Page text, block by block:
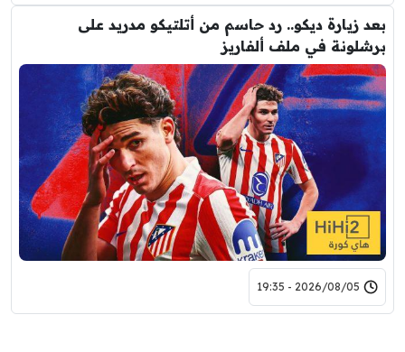
بعد زيارة ديكو.. رد حاسم من أتلتيكو مدريد على
برشلونة في ملف ألفاريز
2026/08/05 - 19:35